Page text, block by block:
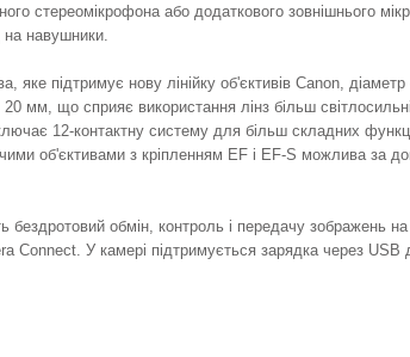
стереомікрофона або додаткового зовнішнього
на навушники.
підтримує нову лінійку об'єктивів Canon,
мм, що сприяє використання лінз більш
12-контактну систему для більш складних
об'єктивами з кріпленням EF і EF-S можлива за
бездротовий обмін, контроль і передачу зображень
Connect. У камері підтримується зарядка через USB